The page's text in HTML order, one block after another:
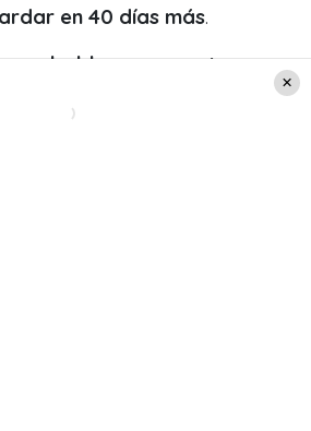
en 40 días más.
probable, es que esta